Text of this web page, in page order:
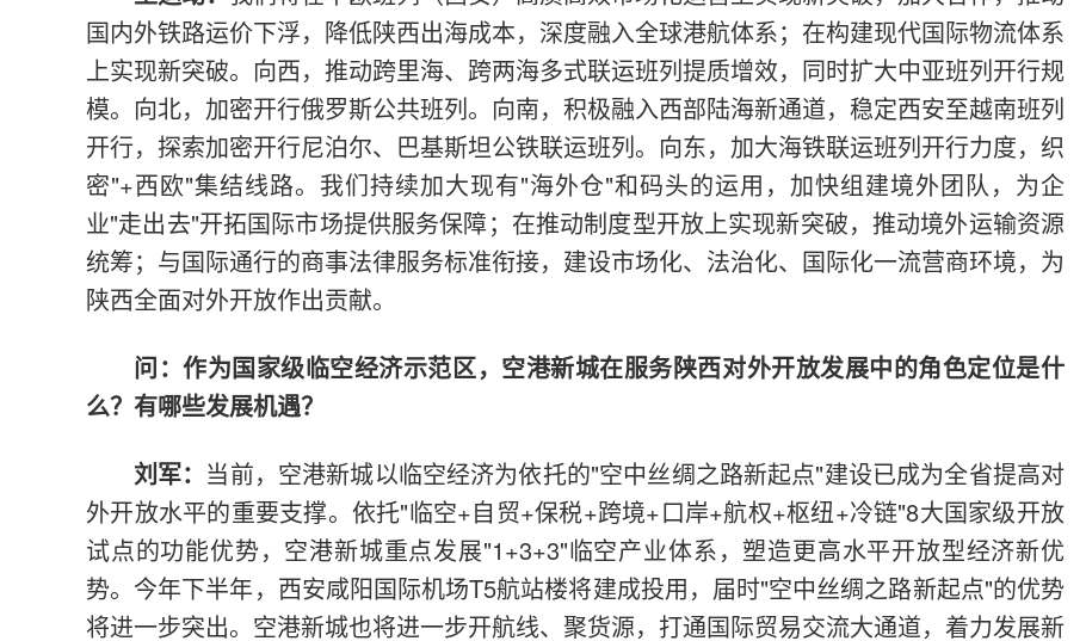
国内外铁路运价下浮，降低陕西出海成本，深度融入全球港航体系；在构建现代国际物流体系
上实现新突破。向西，推动跨里海、跨两海多式联运班列提质增效，同时扩大中亚班列开行规
模。向北，加密开行俄罗斯公共班列。向南，积极融入西部陆海新通道，稳定西安至越南班列
开行，探索加密开行尼泊尔、巴基斯坦公铁联运班列。向东，加大海铁联运班列开行力度，织
密"+西欧"集结线路。我们持续加大现有"海外仓"和码头的运用，加快组建境外团队，为企
业"走出去"开拓国际市场提供服务保障；在推动制度型开放上实现新突破，推动境外运输资源
统筹；与国际通行的商事法律服务标准衔接，建设市场化、法治化、国际化一流营商环境，为
陕西全面对外开放作出贡献。
问：作为国家级临空经济示范区，空港新城在服务陕西对外开放发展中的角色定位是什
么？有哪些发展机遇？
刘军： 当前，空港新城以临空经济为依托的"空中丝绸之路新起点"建设已成为全省提高对
外开放水平的重要支撑。依托"临空+自贸+保税+跨境+口岸+航权+枢纽+冷链"8大国家级开放
试点的功能优势，空港新城重点发展"1+3+3"临空产业体系，塑造更高水平开放型经济新优
势。今年下半年，西安咸阳国际机场T5航站楼将建成投用，届时"空中丝绸之路新起点"的优势
将进一步突出。空港新城也将进一步开航线、聚货源，打通国际贸易交流大通道，着力发展新